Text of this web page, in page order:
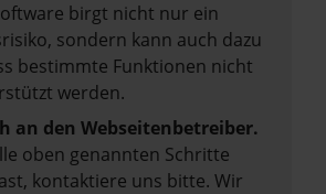
birgt nicht nur ein
sondern kann auch dazu
bestimmte Funktionen nicht
werden.
an den Webseitenbetreiber.
oben genannten Schritte
kontaktiere uns bitte. Wir